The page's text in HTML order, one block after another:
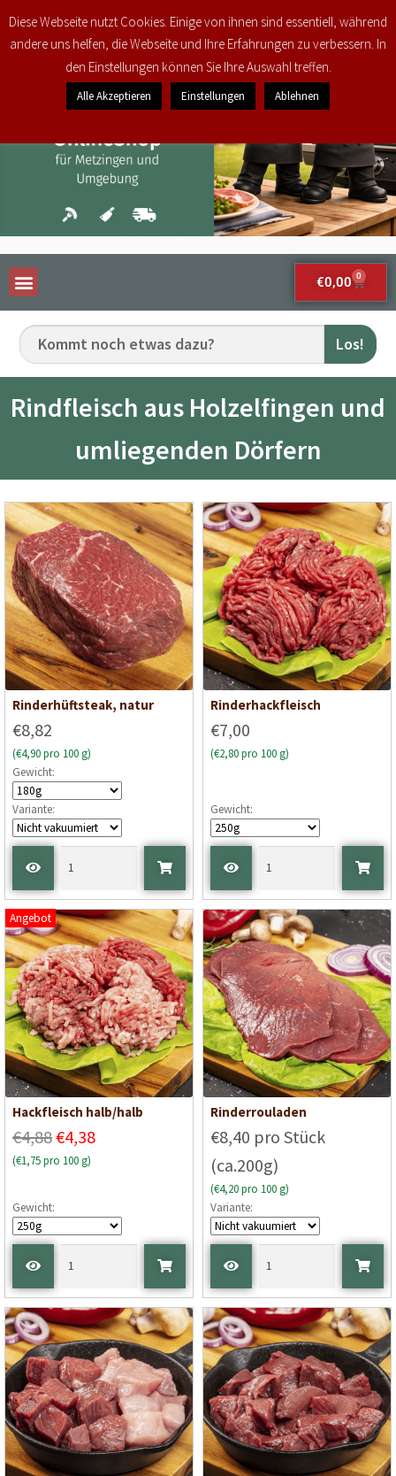
€0,00 0
Los!
Rindfleisch aus Holzelfingen und
umliegenden Dörfern
Rinderhüftsteak, natur
€8,82
(€4,90 pro 100 g)
Gewicht:
Variante:
Rinderhackfleisch
€7,00
(€2,80 pro 100 g)
Gewicht:
Angebot
Hackfleisch halb/halb
€4,88€4,38
(€1,75 pro 100 g)
Gewicht:
Rinderrouladen
€8,40 pro Stück
(ca.200g)
(€4,20 pro 100 g)
Variante:
Diese Webseite nutzt Cookies. Einige von ihnen sind essentiell, während
andere uns helfen, die Webseite und Ihre Erfahrungen zu verbessern. In
den Einstellungen können Sie Ihre Auswahl treffen.
Alle Akzeptieren Einstellungen Ablehnen